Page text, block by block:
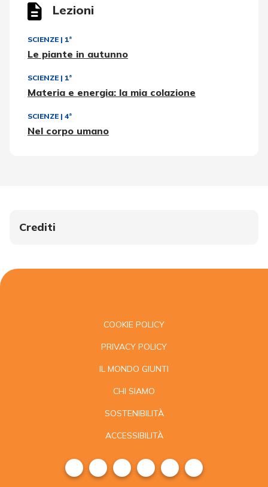
Lezioni
SCIENZE | 1ª
Le piante in autunno
SCIENZE | 1ª
Materia e energia: la mia colazione
SCIENZE | 4ª
Nel corpo umano
Crediti
COOKIE POLICY
PRIVACY POLICY
IL MONDO GIUNTI
CHI SIAMO
SOSTENIBILITÀ
ACCESSIBILITÀ